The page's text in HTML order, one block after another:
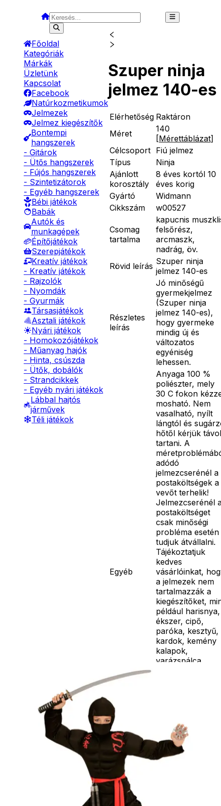
Főoldal
Kategóriák
Márkák
Üzletünk
Kapcsolat
Facebook
Natúrkozmetikumok
Jelmezek
Jelmez kiegészítők
Bontempi
hangszerek
- Gitárok
- Ütős hangszerek
- Fújós hangszerek
- Szintetizátorok
- Egyéb hangszerek
Bébi játékok
Babák
Autók és
munkagépek
Építőjátékok
Szerepjátékok
Kreatív játékok
- Kreatív játékok
- Rajzolók
- Nyomdák
- Gyurmák
Társasjátékok
Asztali játékok
Nyári játékok
- Homokozójátékok
- Műanyag hajók
- Hinta, csúszda
- Ütők, dobálók
- Strandcikkek
- Egyéb nyári játékok
Lábbal hajtós
járművek
Téli játékok
Szuper ninja
jelmez 140-es
Elérhetőség Raktáron
Méret
140
[Mérettáblázat]
Célcsoport Fiú jelmez
Típus
Ninja
Ajánlott
korosztály
8 éves kortól 10
éves korig
Gyártó
Widmann
Cikkszám
w00527
Csomag
tartalma
kapucnis
felsőrész,
arcmaszk,
nadrág, öv.
Rövid leírás Szuper ninja
jelmez 140-es
Részletes
leírás
Jó minőségű
gyermekjelmez
(Szuper ninja
jelmez 140-es),
hogy gyermeke
mindig új és
változatos
egyéniség
lehessen.
Egyéb
Anyaga 100 %
poliészter, mely
30 C fokon
mosható. Nem
vasalható, nyílt
lángtól és
hőtől kérjük távol
tartani. A
adódó
jelmezcserénél a
postaköltségek a
vevőt terhelik!
Jelmezcserénél
postaköltséget
csak minőségi
probléma esetén
tudjuk átvállalni.
Tájékoztatjuk
kedves
vásárlóinkat,
a jelmezek nem
tartalmazzák a
kiegészítőket,
például harisnya,
ékszer, cipő,
paróka, kesztyű,
kardok, kemény
kalapok,
varázspálca,
termék szerepel,
az ár minden
esetben egy
termékre
Ár
Darab